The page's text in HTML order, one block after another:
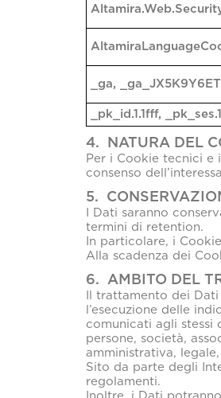
_ga,
_pk_id.1.1fff,
4. NATURA DEL
Per i Cookie tecnici
consenso
5.
I Dati saranno
termini di retention.
In particolare, i
Alla scadenza dei
6. AMBITO DEL
Il trattamento dei
l’esecuzione delle
comunicati agli stessi
persone, società,
amministrativa,
Sito da parte degli
regolamenti.